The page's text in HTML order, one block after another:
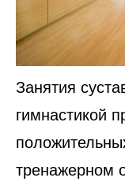
Занятия
гимнастикой
тренажерном